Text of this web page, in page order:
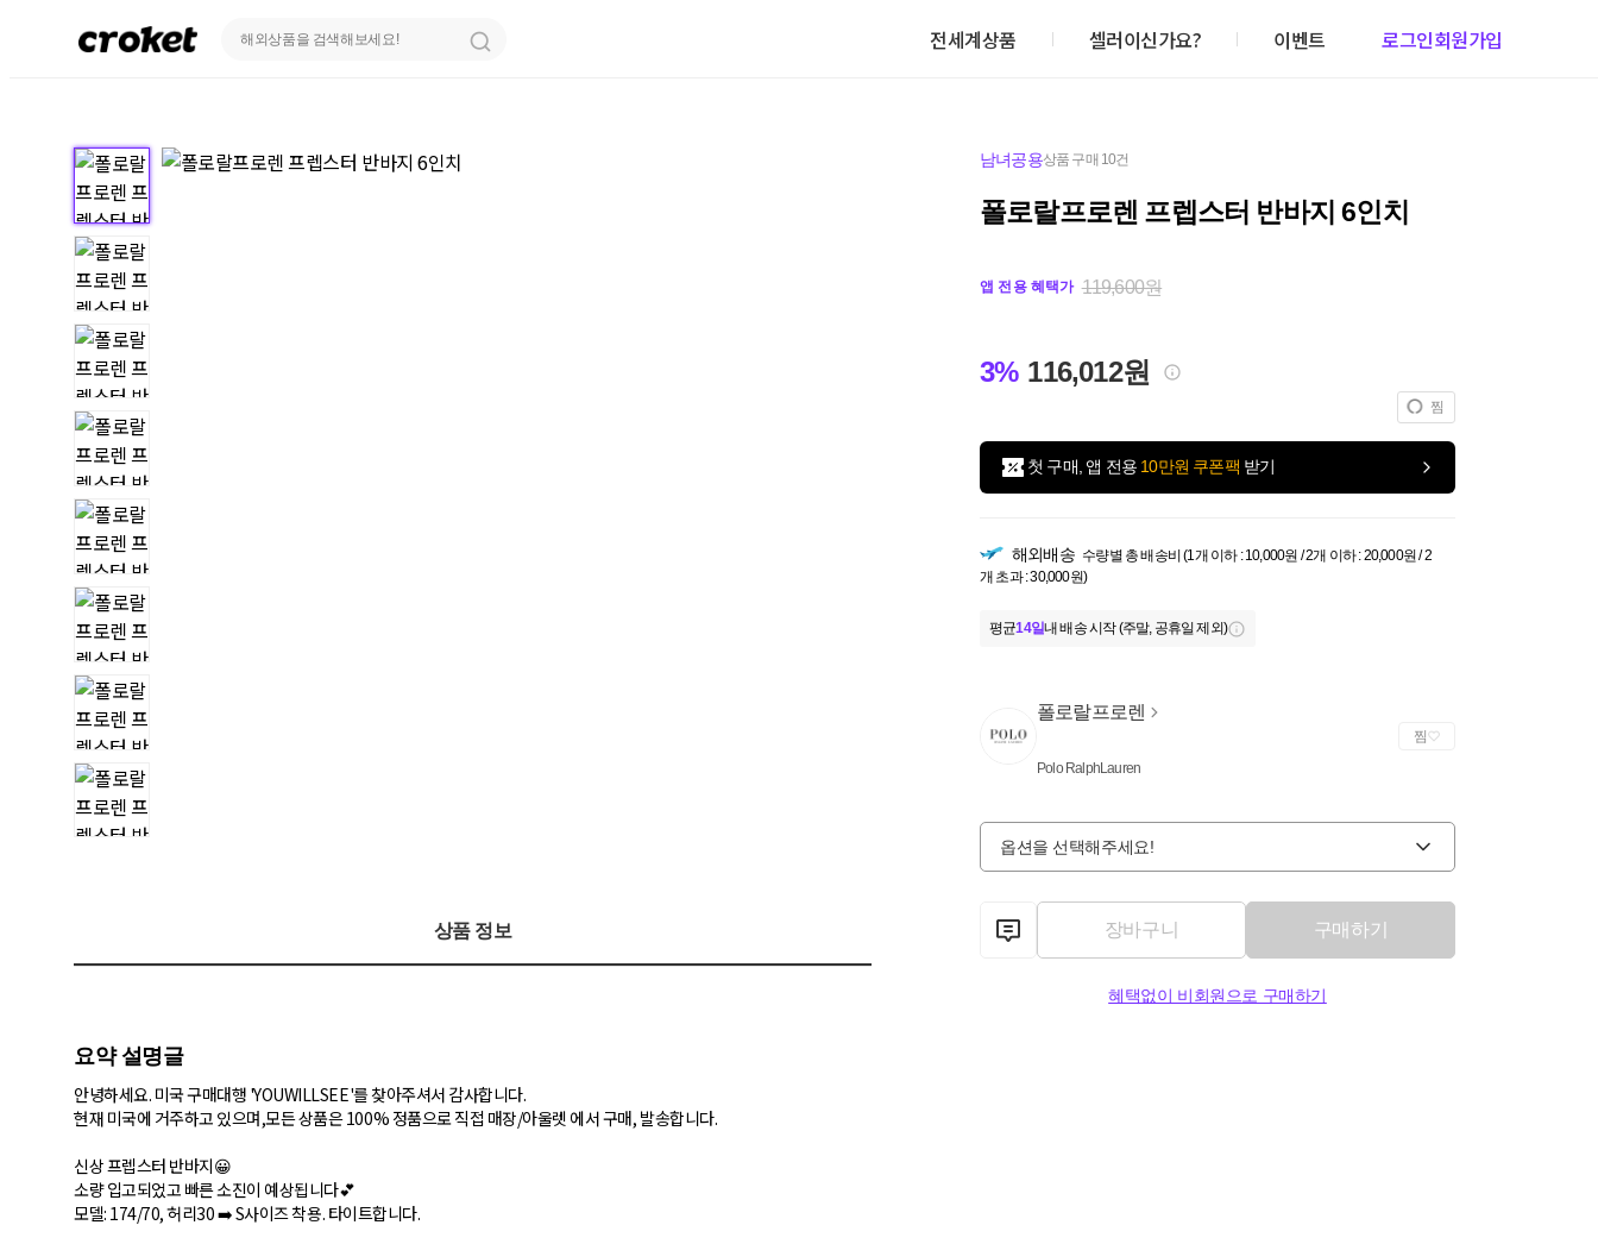
전세계상품 셀러이신가요? 이벤트 로그인회원가입
남녀공용상품 구매 10건
폴로랄프로렌 프렙스터 반바지 6인치
앱 전용 혜택가 119,600원
3% 116,012원
찜
첫 구매, 앱 전용 10만원 쿠폰팩 받기
해외배송 수량별 총 배송비 (1개 이하 : 10,000원 / 2개 이하 : 20,000원 / 2
개 초과 : 30,000원)
평균14일내 배송 시작 (주말, 공휴일 제외)
폴로랄프로렌
Polo RalphLauren
찜
옵션을 선택해주세요!
장바구니 구매하기
혜택없이 비회원으로 구매하기
상품 정보
요약 설명글
안녕하세요. 미국 구매대행 'YOUWILLSEE'를 찾아주셔서 감사합니다.
현재 미국에 거주하고 있으며,모든 상품은 100% 정품으로 직접 매장/아울렛 에서 구매, 발송합니다.
신상 프렙스터 반바지😀
소량 입고되었고 빠른 소진이 예상됩니다💕
모델: 174/70, 허리30 ➡️ S사이즈 착용. 타이트합니다.